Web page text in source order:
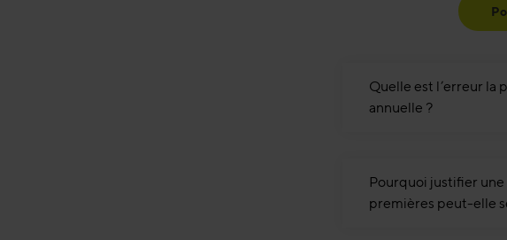
Quelle est l’erreur la
annuelle ?
Pourquoi justifier une
premières peut-elle